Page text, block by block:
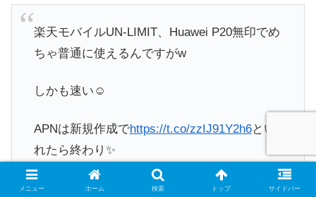
楽天モバイルUN-LIMIT、Huawei P20無印でめ
ちゃ普通に使えるんですがw
しかも速い☺️
APNは新規作成でhttps://t.co/zzIJ91Y2h6とい
れたら終わり✨
後は勝手に設定してくれました
メニュー ホーム 検索 トップ サイドバー